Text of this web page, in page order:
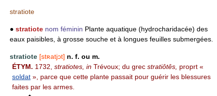
stratiote
● stratiote nom féminin Plante aquatique (hydrocharidacée) des
eaux paisibles, à grosse souche et à longues feuilles submergées.
stratiote [stʀatjɔt] n. f. ou m.
ÉTYM. 1732, stratiotes, in Trévoux; du grec stratiôtês, proprt «
soldat », parce que cette plante passait pour guérir les blessures
faites par les armes.